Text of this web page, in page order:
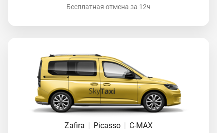
Бесплатная отмена за 12ч
Zafira | Picasso | C-MAX